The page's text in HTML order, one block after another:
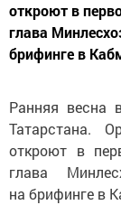
откроют в
глава
брифинге в
Ранняя весна
Татарстана.
откроют в
глава
на брифинге в